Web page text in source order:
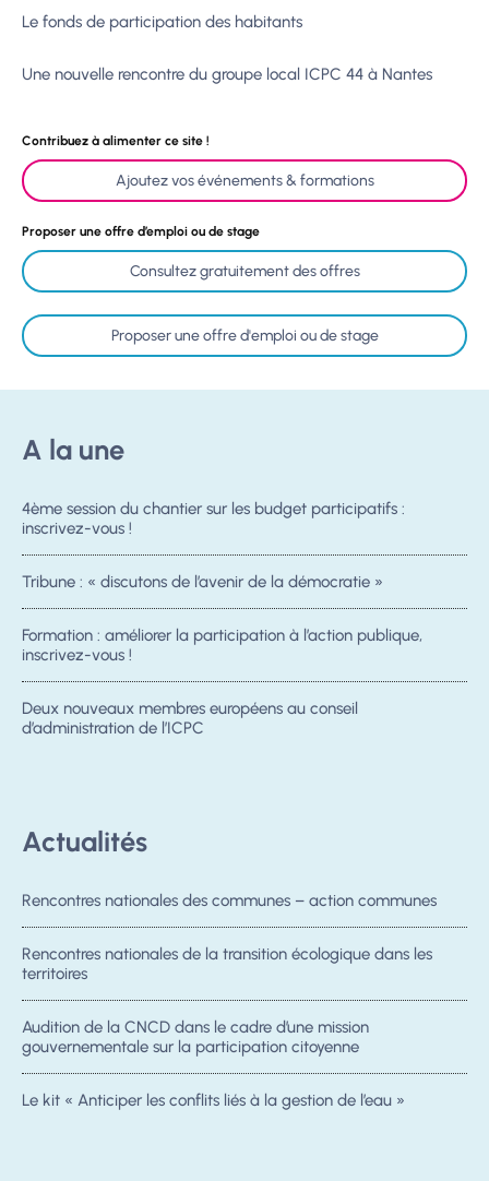
Le fonds de participation des habitants
Une nouvelle rencontre du groupe local ICPC 44 à Nantes
Contribuez à alimenter ce site !
Ajoutez vos événements & formations
Proposer une offre d’emploi ou de stage
Consultez gratuitement des offres
Proposer une offre d'emploi ou de stage
A la une
4ème session du chantier sur les budget participatifs :
inscrivez-vous !
Tribune : « discutons de l’avenir de la démocratie »
Formation : améliorer la participation à l’action publique,
inscrivez-vous !
Deux nouveaux membres européens au conseil
d’administration de l’ICPC
Actualités
Rencontres nationales des communes – action communes
Rencontres nationales de la transition écologique dans les
territoires
Audition de la CNCD dans le cadre d’une mission
gouvernementale sur la participation citoyenne
Le kit « Anticiper les conflits liés à la gestion de l’eau »